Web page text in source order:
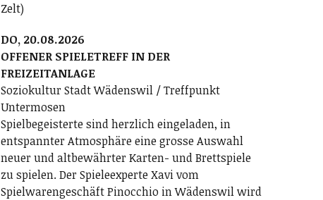
Zelt)
DO, 20.08.2026
OFFENER SPIELETREFF IN DER
FREIZEITANLAGE
Soziokultur Stadt Wädenswil / Treffpunkt
Untermosen
Spielbegeisterte sind herzlich eingeladen, in
entspannter Atmosphäre eine grosse Auswahl
neuer und altbewährter Karten- und Brettspiele
zu spielen. Der Spieleexperte Xavi vom
Spielwarengeschäft Pinocchio in Wädenswil wird